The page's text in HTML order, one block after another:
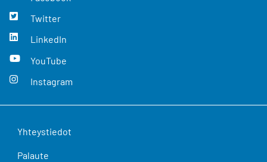
Twitter
LinkedIn
YouTube
Instagram
Yhteystiedot
Palaute